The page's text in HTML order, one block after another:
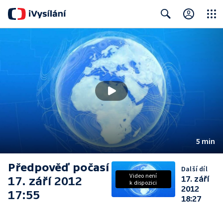
5 min
Předpověď počasí
17. září 2012
17:55
Video není
k dispozici
Další díl
17. září
2012
18:27